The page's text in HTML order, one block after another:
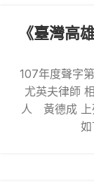
《臺灣高
107年度聲
尤英夫律師
人 黃德成 上